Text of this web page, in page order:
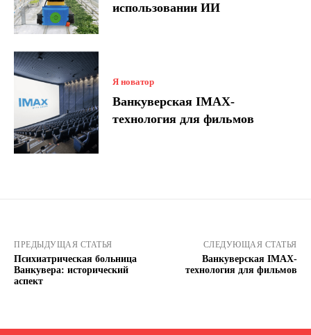
использовании ИИ
Я новатор
Ванкуверская IMAX-
технология для фильмов
ПРЕДЫДУЩАЯ СТАТЬЯ
Психиатрическая больница
Ванкувера: исторический
аспект
СЛЕДУЮЩАЯ СТАТЬЯ
Ванкуверская IMAX-
технология для фильмов